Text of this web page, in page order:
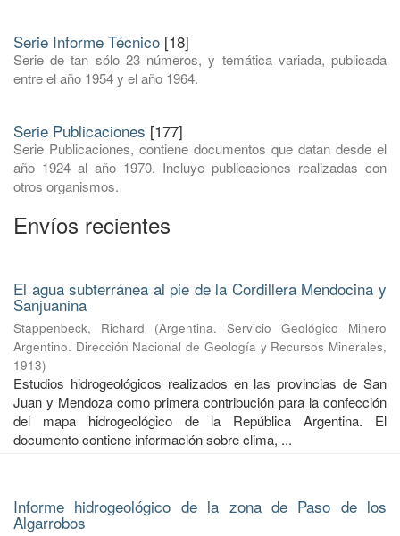
Serie Informe Técnico [18]
Serie de tan sólo 23 números, y temática variada, publicada
entre el año 1954 y el año 1964.
Serie Publicaciones [177]
Serie Publicaciones, contiene documentos que datan desde el
año 1924 al año 1970. Incluye publicaciones realizadas con
otros organismos.
Envíos recientes
El agua subterránea al pie de la Cordillera Mendocina y
Sanjuanina
Stappenbeck, Richard (Argentina. Servicio Geológico Minero
Argentino. Dirección Nacional de Geología y Recursos Minerales,
1913)
Estudios hidrogeológicos realizados en las provincias de San
Juan y Mendoza como primera contribución para la confección
del mapa hidrogeológico de la República Argentina. El
documento contiene información sobre clima, ...
Informe hidrogeológico de la zona de Paso de los
Algarrobos